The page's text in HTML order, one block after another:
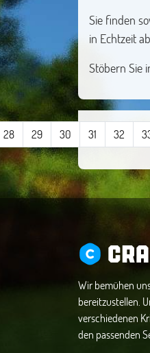
Sie finden
in Echtzeit
Stöbern Sie
28 29 30 31 32
Wir bemühen
bereitzustellen.
verschiedenen
den passenden